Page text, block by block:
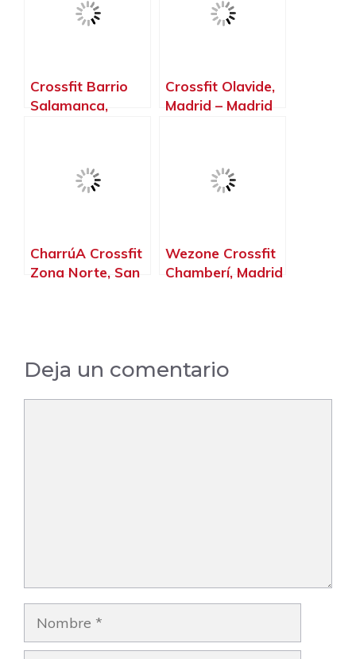
Crossfit Barrio
Salamanca,
Crossfit Olavide,
Madrid – Madrid
CharrúA Crossfit
Zona Norte, San
Wezone Crossfit
Chamberí, Madrid
Deja un comentario
Nombre